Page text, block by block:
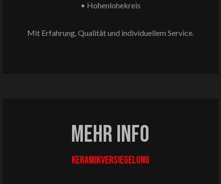
• Hohenlohekreis
Mit Erfahrung, Qualität und individuellem Service.
MEHR INFO
Keramikversiegelung